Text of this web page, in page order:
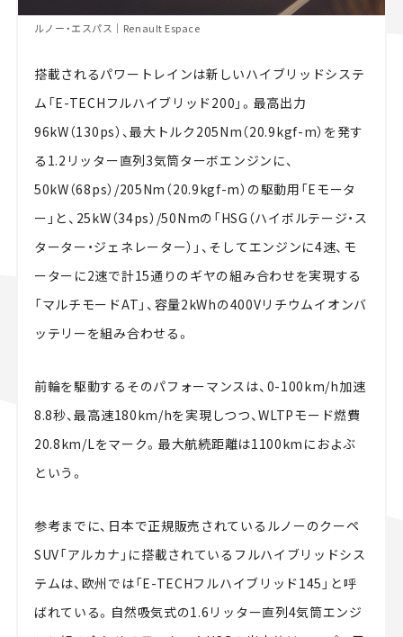
ルノー・エスパス｜Renault Espace
搭載されるパワートレインは新しいハイブリッドシステ
ム「E-TECHフルハイブリッド200」。最高出力
96kW（130ps）、最大トルク205Nm（20.9kgf-m）を発す
る1.2リッター直列3気筒ターボエンジンに、
50kW（68ps）/205Nm（20.9kgf-m）の駆動用「Eモータ
ー」と、25kW（34ps）/50Nmの「HSG（ハイボルテージ・ス
ターター・ジェネレーター）」、そしてエンジンに4速、モ
ーターに2速で計15通りのギヤの組み合わせを実現する
「マルチモードAT」、容量2kWhの400Vリチウムイオンバ
ッテリーを組み合わせる。
前輪を駆動するそのパフォーマンスは、0-100km/h加速
8.8秒、最高速180km/hを実現しつつ、WLTPモード燃費
20.8km/Lをマーク。最大航続距離は1100kmにおよぶ
という。
参考までに、日本で正規販売されているルノーのクーペ
SUV「アルカナ」に搭載されているフルハイブリッドシス
テムは、欧州では「E-TECHフルハイブリッド145」と呼
ばれている。自然吸気式の1.6リッター直列4気筒エンジ